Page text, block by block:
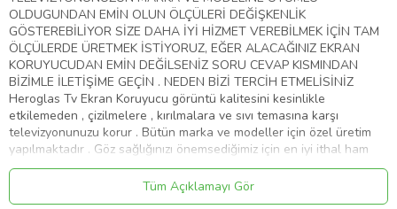
OLDUGUNDAN EMİN OLUN ÖLÇÜLERİ DEĞİŞKENLİK
GÖSTEREBİLİYOR SİZE DAHA İYİ HİZMET VEREBİLMEK İÇİN TAM
ÖLÇÜLERDE ÜRETMEK İSTİYORUZ, EĞER ALACAĞINIZ EKRAN
KORUYUCUDAN EMİN DEĞİLSENİZ SORU CEVAP KISMINDAN
BİZİMLE İLETİŞİME GEÇİN . NEDEN BİZİ TERCİH ETMELİSİNİZ
Heroglas Tv Ekran Koruyucu görüntü kalitesini kesinlikle
etkilemeden , çizilmelere , kırılmalara ve sıvı temasına karşı
televizyonunuzu korur . Bütün marka ve modeller için özel üretim
yapılmaktadır . Göz sağlığınızı önemsediğimiz için en iyi ithal ham
maddeyi kullanıyoruz .Ekranınızın yıllar sonra dahi ilk gün ki gibi
kalmasını sağlar Ürünlerimiz görüntü , solma ve sararma kaybına
karşı 10 yıl garanti kapsamındadır . Full HD 4K - 8K ve tüm TV' ler
Tüm Açıklamayı Gör